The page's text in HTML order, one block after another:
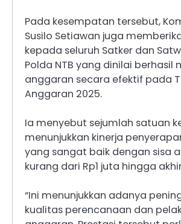
Pada kesempatan tersebut,
Susilo Setiawan juga
kepada seluruh Satker dan
Polda NTB yang dinilai berhasil
anggaran secara efektif pada
Anggaran 2025.
Ia menyebut sejumlah satuan
menunjukkan kinerja
yang sangat baik dengan sisa
kurang dari Rp1 juta hingga
“Ini menunjukkan adanya
kualitas perencanaan dan